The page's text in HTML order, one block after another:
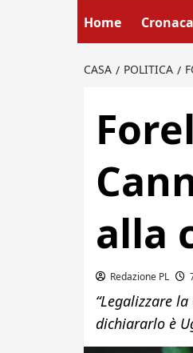
Home
CASA POLITICA
alla
Redazione PL
“Legalizzare
dichiararlo è